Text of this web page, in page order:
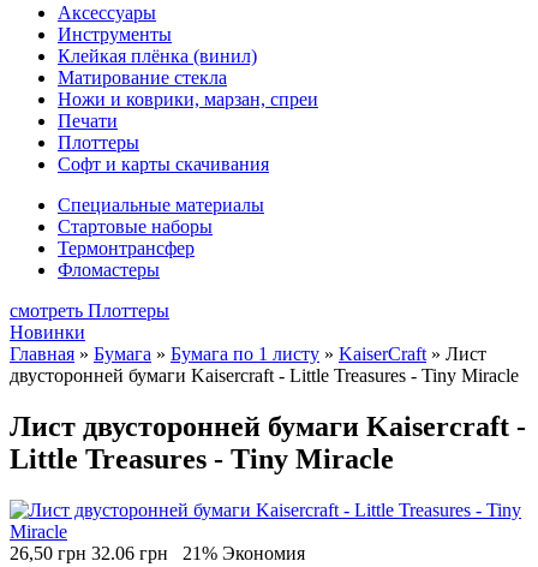
Аксессуары
Инструменты
Клейкая плёнка (винил)
Матирование стекла
Ножи и коврики, марзан, спреи
Печати
Плоттеры
Софт и карты скачивания
Специальные материалы
Стартовые наборы
Термонтрансфер
Фломастеры
смотреть Плоттеры
Новинки
Главная » Бумага » Бумага по 1 листу » KaiserCraft » Лист
двусторонней бумаги Kaisercraft - Little Treasures - Tiny Miracle
Лист двусторонней бумаги Kaisercraft -
Little Treasures - Tiny Miracle
26,50 грн 32.06 грн
21% Экономия